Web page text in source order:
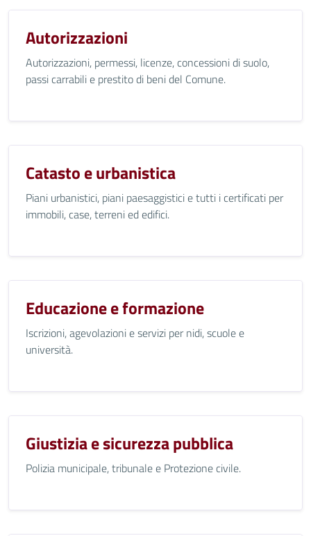
Autorizzazioni
Autorizzazioni, permessi, licenze, concessioni di suolo,
passi carrabili e prestito di beni del Comune.
Catasto e urbanistica
Piani urbanistici, piani paesaggistici e tutti i certificati per
immobili, case, terreni ed edifici.
Educazione e formazione
Iscrizioni, agevolazioni e servizi per nidi, scuole e
università.
Giustizia e sicurezza pubblica
Polizia municipale, tribunale e Protezione civile.